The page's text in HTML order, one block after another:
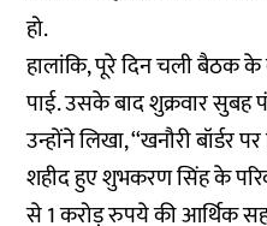
हो.
हालांकि, पूरे दिन चली बैठक
पाई. उसके बाद शुक्रवार सुबह
उन्होंने लिखा, ‘‘खनौरी
शहीद हुए शुभकरण सिंह के
से 1 करोड़ रुपये की आर्थिक